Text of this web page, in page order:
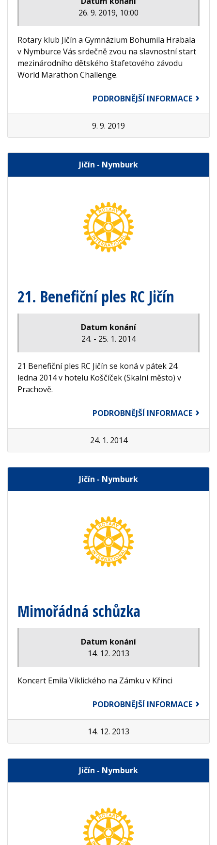
26. 9. 2019, 10:00
Rotary klub Jičín a Gymnázium Bohumila Hrabala
v Nymburce Vás srdečně zvou na slavnostní start
mezinárodního dětského štafetového závodu
World Marathon Challenge.
PODROBNĚJŠÍ INFORMACE
9. 9. 2019
Jičín - Nymburk
21. Benefiční ples RC Jičín
Datum konání
24. - 25. 1. 2014
21 Benefiční ples RC Jičín se koná v pátek 24.
ledna 2014 v hotelu Koščíček (Skalní město) v
Prachově.
PODROBNĚJŠÍ INFORMACE
24. 1. 2014
Jičín - Nymburk
Mimořádná schůzka
Datum konání
14. 12. 2013
Koncert Emila Viklického na Zámku v Křinci
PODROBNĚJŠÍ INFORMACE
14. 12. 2013
Jičín - Nymburk